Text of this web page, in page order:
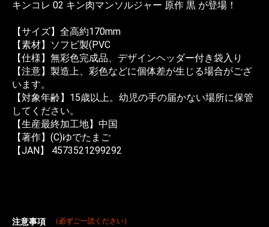
キンコレ 02 キン肉マンソルジャー 原作 黒 が登場！
【サイズ】全高約170mm
【素材】ソフビ製(PVC
【仕様】無彩色完成品、デザインヘッダー付き袋入り
【注意】製造上、彩色などに個体差が生じる場合がござ
います。
【対象年齢】15歳以上。幼児の手の届かない場所に保管
してください。
【生産最終加工地】中国
【著作】(C)ゆでたまご
【JAN】 4573521299292
注意事項 （必ずご一読ください）